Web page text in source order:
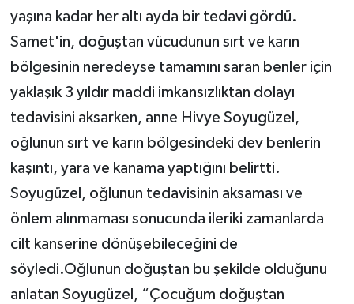
yaşına kadar her altı ayda bir tedavi gördü.
Samet'in, doğuştan vücudunun sırt ve karın
bölgesinin neredeyse tamamını saran benler için
yaklaşık 3 yıldır maddi imkansızlıktan dolayı
tedavisini aksarken, anne Hivye Soyugüzel,
oğlunun sırt ve karın bölgesindeki dev benlerin
kaşıntı, yara ve kanama yaptığını belirtti.
Soyugüzel, oğlunun tedavisinin aksaması ve
önlem alınmaması sonucunda ileriki zamanlarda
cilt kanserine dönüşebileceğini de
söyledi.Oğlunun doğuştan bu şekilde olduğunu
anlatan Soyugüzel, “Çocuğum doğuştan